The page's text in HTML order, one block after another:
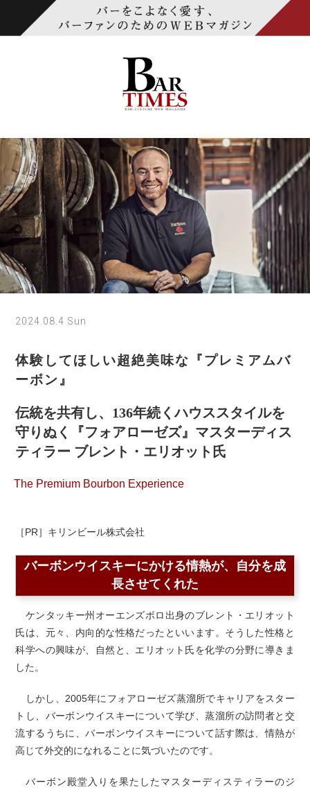
2024.08.4 Sun
体験してほしい超絶美味な『プレミアムバ
ーボン』
伝統を共有し、136年続くハウススタイルを
守りぬく『フォアローゼズ』マスターディス
ティラー ブレント・エリオット氏
The Premium Bourbon Experience
［PR］キリンビール株式会社
バーボンウイスキーにかける情熱が、自分を成
長させてくれた
ケンタッキー州オーエンズボロ出身のブレント・エリオット
氏は、元々、内向的な性格だったといいます。そうした性格と
科学への興味が、自然と、エリオット氏を化学の分野に導きま
した。
しかし、2005年にフォアローゼズ蒸溜所でキャリアをスター
トし、バーボンウイスキーについて学び、蒸溜所の訪問者と交
流するうちに、バーボンウイスキーについて話す際は、情熱が
高じて外交的になれることに気づいたのです。
バーボン殿堂入りを果たしたマスターディスティラーのジ